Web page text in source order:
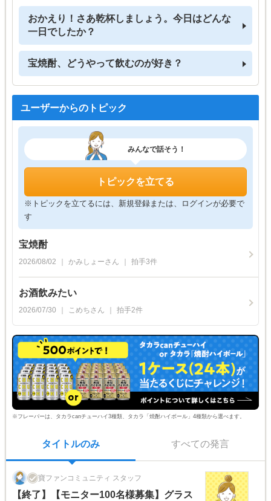
おかえり！さあ乾杯しましょう。今日はどんな
一日でしたか？
宝焼酎、どうやって飲むのが好き？
ユーザーからのトピック
みんなで話そう！
トピックを立てる
※トピックを立てるには、新規登録または、ログインが必要で
す
宝焼酎
2026/08/02 かみしょーさん 拍手3件
お酒飲みたい
2026/07/30 こめちさん 拍手2件
※フレーバーは、タカラcanチューハイ3種類、タカラ「焼酎ハイボール」4種類から選べます。
タイトルのみ すべての発言
寶ファンコミュニティ スタッフ
【終了】【モニター100名様募集】グラス